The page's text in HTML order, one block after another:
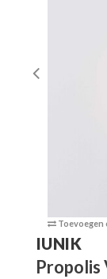
Toevoegen
IUNIK
Propolis